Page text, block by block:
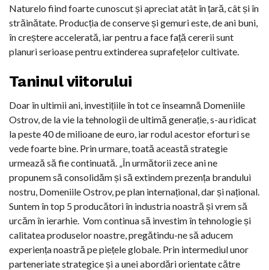
Naturelo fiind foarte cunoscut și apreciat atât în țară, cât și în
străinătate. Producția de conserve și gemuri este, de ani buni,
în creștere accelerată, iar pentru a face față cererii sunt
planuri serioase pentru extinderea suprafețelor cultivate.
Taninul viitorului
Doar în ultimii ani, investițiile în tot ce înseamnă Domeniile
Ostrov, de la vie la tehnologii de ultimă generație, s-au ridicat
la peste 40 de milioane de euro, iar rodul acestor eforturi se
vede foarte bine. Prin urmare, toată această strategie
urmează să fie continuată. „În următorii zece ani ne
propunem să consolidăm și să extindem prezența brandului
nostru, Domeniile Ostrov, pe plan internațional, dar și național.
Suntem în top 5 producători în industria noastră și vrem să
urcăm în ierarhie. Vom continua să investim în tehnologie și
calitatea produselor noastre, pregătindu-ne să aducem
experiența noastră pe piețele globale. Prin intermediul unor
parteneriate strategice și a unei abordări orientate către